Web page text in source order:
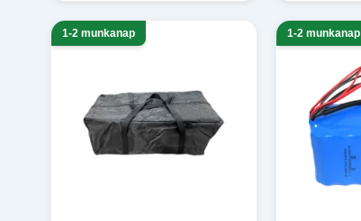
1-2 munkanap 1-2 munkanap